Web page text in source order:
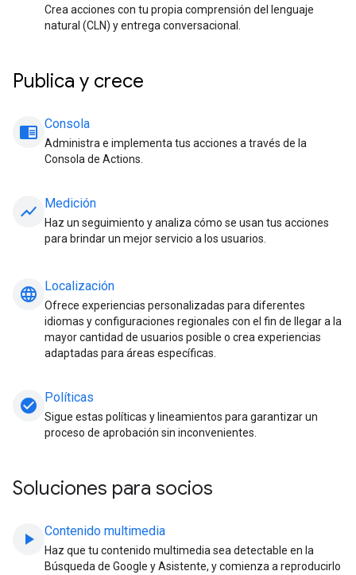
Crea acciones con tu propia comprensión del lenguaje
natural (CLN) y entrega conversacional.
Publica y crece
chrome_reader_mode Consola
Administra e implementa tus acciones a través de la
Consola de Actions.
show_chart Medición
Haz un seguimiento y analiza cómo se usan tus acciones
para brindar un mejor servicio a los usuarios.
language Localización
Ofrece experiencias personalizadas para diferentes
idiomas y configuraciones regionales con el fin de llegar a la
mayor cantidad de usuarios posible o crea experiencias
adaptadas para áreas específicas.
check_circle Políticas
Sigue estas políticas y lineamientos para garantizar un
proceso de aprobación sin inconvenientes.
Soluciones para socios
play_arrow Contenido multimedia
Haz que tu contenido multimedia sea detectable en la
Búsqueda de Google y Asistente, y comienza a reproducirlo